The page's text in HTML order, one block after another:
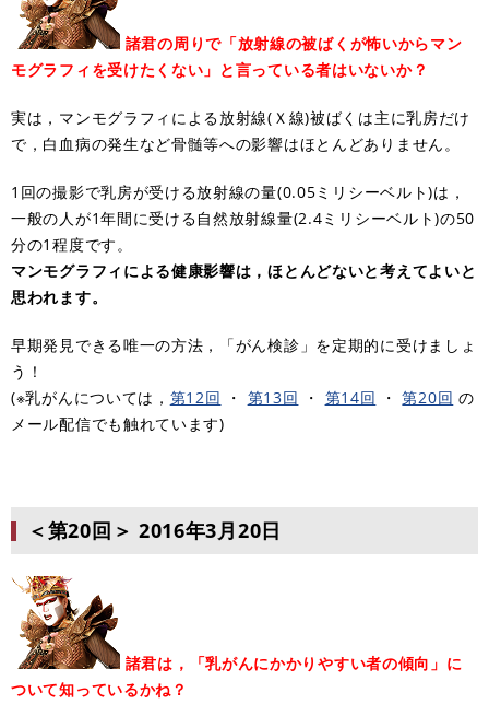
諸君の周りで「放射線の被ばくが怖いからマン
モグラフィを受けたくない」と言っている者はいないか？
実は，マンモグラフィによる放射線(Ｘ線)被ばくは主に乳房だけ
で，白血病の発生など骨髄等への影響はほとんどありません。
1回の撮影で乳房が受ける放射線の量(0.05ミリシーベルト)は，
一般の人が1年間に受ける自然放射線量(2.4ミリシーベルト)の50
分の1程度です。
マンモグラフィによる健康影響は，ほとんどないと考えてよいと
思われます。
早期発見できる唯一の方法，「がん検診」を定期的に受けましょ
う！
(※乳がんについては， 第12回 ・ 第13回 ・ 第14回 ・第20回 の
メール配信でも触れています)
＜第20回＞ 2016年3月20日
諸君は，「乳がんにかかりやすい者の傾向」に
ついて知っているかね？